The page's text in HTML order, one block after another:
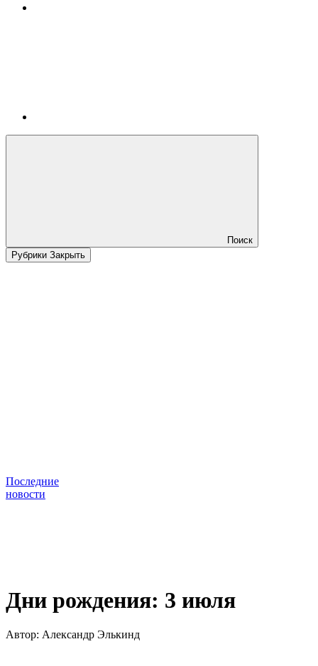
Поиск
Рубрики Закрыть
Последние
новости
Дни рождения: 3 июля
Автор: Александр Элькинд